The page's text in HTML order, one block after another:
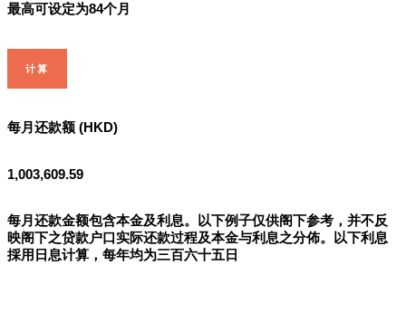
最高可设定为84个月
计算
每月还款额 (HKD)
1,003,609.59
每月还款金额包含本金及利息。以下例子仅供阁下参考，并不反
映阁下之贷款户口实际还款过程及本金与利息之分佈。以下利息
採用日息计算，每年均为三百六十五日